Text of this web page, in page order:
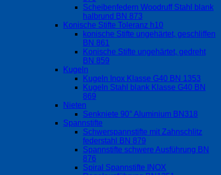
Scheibenfedern Woodruff Stahl blank
halbrund BN 873
Konische Stifte Toleranz h10
konische Stifte ungehärtet, geschliffen
BN 861
Konische Stifte ungehärtet, gedreht
BN 859
Kugeln
Kugeln Inox Klasse G40 BN 1353
Kugeln Stahl blank Klasse G40 BN
869
Nieten
Senkniete 90° Aluminium BN318
Spannstifte
Schwerspannstifte mit Zahnschlitz
federstahl BN 879
Spannstifte schwere Ausführung BN
876
Spiral Spannstifte INOX